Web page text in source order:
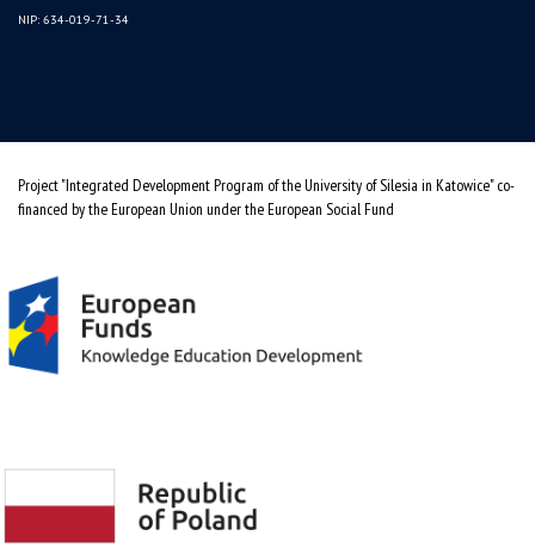
NIP: 634-019-71-34
Project "Integrated Development Program of the University of Silesia in Katowice" co-
financed by the European Union under the European Social Fund